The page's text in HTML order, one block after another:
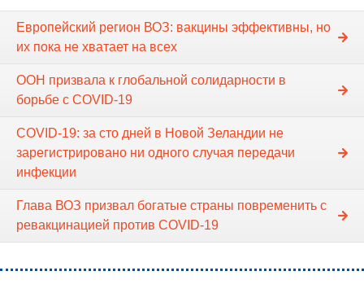
Европейский регион ВОЗ: вакцины эффективны, но
их пока не хватает на всех
ООН призвала к глобальной солидарности в
борьбе с COVID-19
COVID-19: за сто дней в Новой Зеландии не
зарегистрировано ни одного случая передачи
инфекции
Глава ВОЗ призвал богатые страны повременить с
ревакцинацией против COVID-19